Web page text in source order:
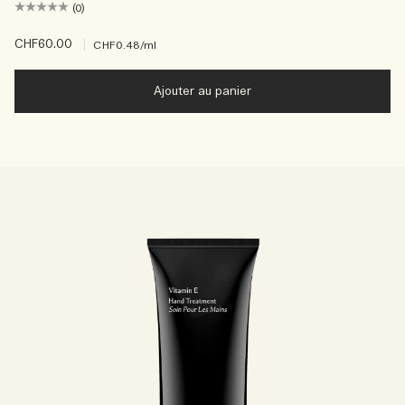
(0)
CHF60.00 CHF0.48/ml
Ajouter au panier